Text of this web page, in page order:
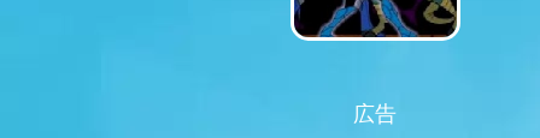
広告